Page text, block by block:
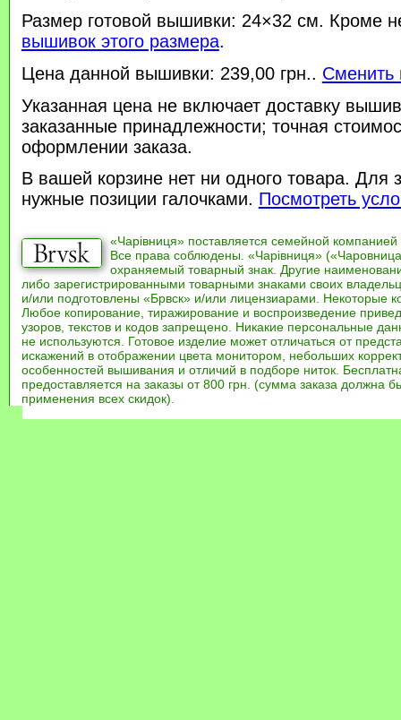
Размер готовой вышивки: 24×32 см. Кроме
вышивок этого размера.
Цена данной вышивки: 239,00 грн.. Сменить
Указанная цена не включает доставку
заказанные принадлежности; точная
оформлении заказа.
В вашей корзине нет ни одного товара. Для
нужные позиции галочками. Посмотреть
«Чарівниця» поставляется семейной компанией
Все права соблюдены. «Чарівниця»
охраняемый товарный знак. Другие
либо зарегистрированными товарными знаками своих
и/или подготовлены «Брвск» и/или лицензиарами. Некоторые
Любое копирование, тиражирование и воспроизведение
узоров, текстов и кодов запрещено. Никакие персональные
не используются. Готовое изделие может отличаться от
искажений в отображении цвета монитором, небольших
особенностей вышивания и отличий в подборе ниток.
предоставляется на заказы от 800 грн. (сумма заказа должна
применения всех скидок).